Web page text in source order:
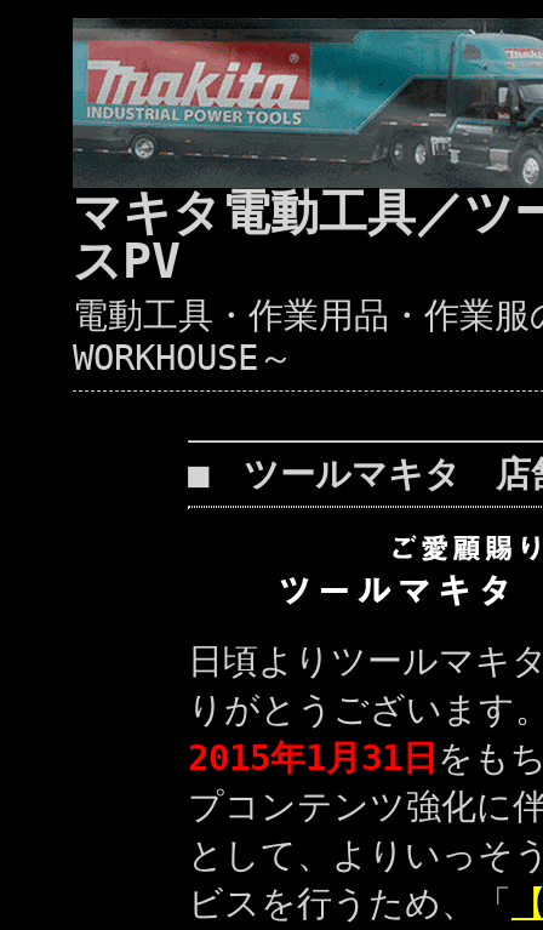
マキタ電動工具／
スPV
電動工具・作業用品・作
WORKHOUSE～
■ ツールマキタ 店
日頃よりツールマキ
りがとうございます
2015年1月31日 をも
プコンテンツ強化に
として、よりいっそ
ビスを行うため、「